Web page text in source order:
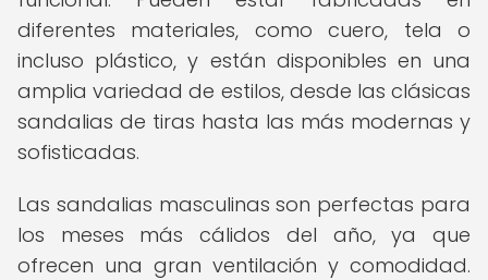
diferentes materiales, como cuero, tela o
incluso plástico, y están disponibles en una
amplia variedad de estilos, desde las clásicas
sandalias de tiras hasta las más modernas y
sofisticadas.
Las sandalias masculinas son perfectas para
los meses más cálidos del año, ya que
ofrecen una gran ventilación y comodidad.